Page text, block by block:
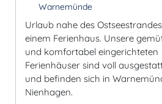
Warnemünde
Urlaub nahe des
einem Ferienhaus. Unsere
und komfortabel eingerichteten
Ferienhäuser sind voll
und befinden sich in
Nienhagen.